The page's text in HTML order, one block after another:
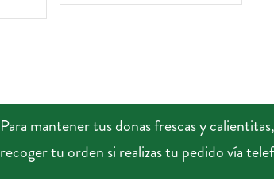
Para mantener tus donas frescas y
recoger tu orden si realizas tu pedido vía